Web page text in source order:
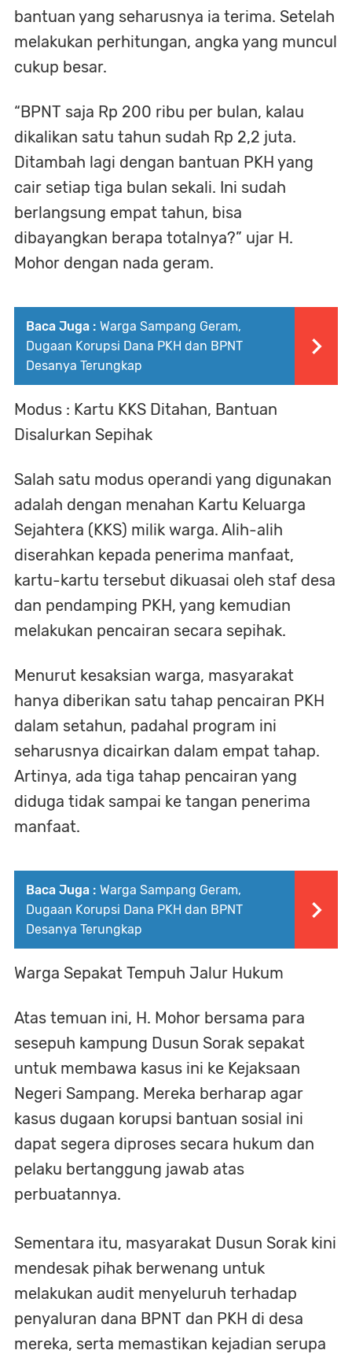
bantuan yang seharusnya ia terima. Setelah
melakukan perhitungan, angka yang muncul
cukup besar.
“BPNT saja Rp 200 ribu per bulan, kalau
dikalikan satu tahun sudah Rp 2,2 juta.
Ditambah lagi dengan bantuan PKH yang
cair setiap tiga bulan sekali. Ini sudah
berlangsung empat tahun, bisa
dibayangkan berapa totalnya?” ujar H.
Mohor dengan nada geram.
Baca Juga : Warga Sampang Geram,
Dugaan Korupsi Dana PKH dan BPNT
Desanya Terungkap
Modus : Kartu KKS Ditahan, Bantuan
Disalurkan Sepihak
Salah satu modus operandi yang digunakan
adalah dengan menahan Kartu Keluarga
Sejahtera (KKS) milik warga. Alih-alih
diserahkan kepada penerima manfaat,
kartu-kartu tersebut dikuasai oleh staf desa
dan pendamping PKH, yang kemudian
melakukan pencairan secara sepihak.
Menurut kesaksian warga, masyarakat
hanya diberikan satu tahap pencairan PKH
dalam setahun, padahal program ini
seharusnya dicairkan dalam empat tahap.
Artinya, ada tiga tahap pencairan yang
diduga tidak sampai ke tangan penerima
manfaat.
Baca Juga : Warga Sampang Geram,
Dugaan Korupsi Dana PKH dan BPNT
Desanya Terungkap
Warga Sepakat Tempuh Jalur Hukum
Atas temuan ini, H. Mohor bersama para
sesepuh kampung Dusun Sorak sepakat
untuk membawa kasus ini ke Kejaksaan
Negeri Sampang. Mereka berharap agar
kasus dugaan korupsi bantuan sosial ini
dapat segera diproses secara hukum dan
pelaku bertanggung jawab atas
perbuatannya.
Sementara itu, masyarakat Dusun Sorak kini
mendesak pihak berwenang untuk
melakukan audit menyeluruh terhadap
penyaluran dana BPNT dan PKH di desa
mereka, serta memastikan kejadian serupa